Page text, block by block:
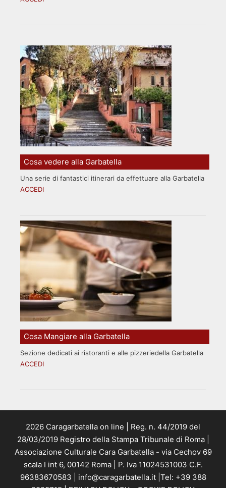
Cosa vedere alla Garbatella
Una serie di fantastici itinerari da effettuare alla Garbatella
ACCEDI
Cosa Mangiare alla Garbatella
Sezione dedicati ai ristoranti e alle pizzeriedella Garbatella
ACCEDI
2026 Caragarbatella on line | Reg. n. 44/2019 del
28/03/2019 Registro della Stampa Tribunale di Roma |
Associazione Culturale Cara Garbatella - via Cechov 69
scala I int 6, 00142 Roma | P. Iva 11024531003 C.F.
96383670583 | info@caragarbatella.it |Tel: +39 388